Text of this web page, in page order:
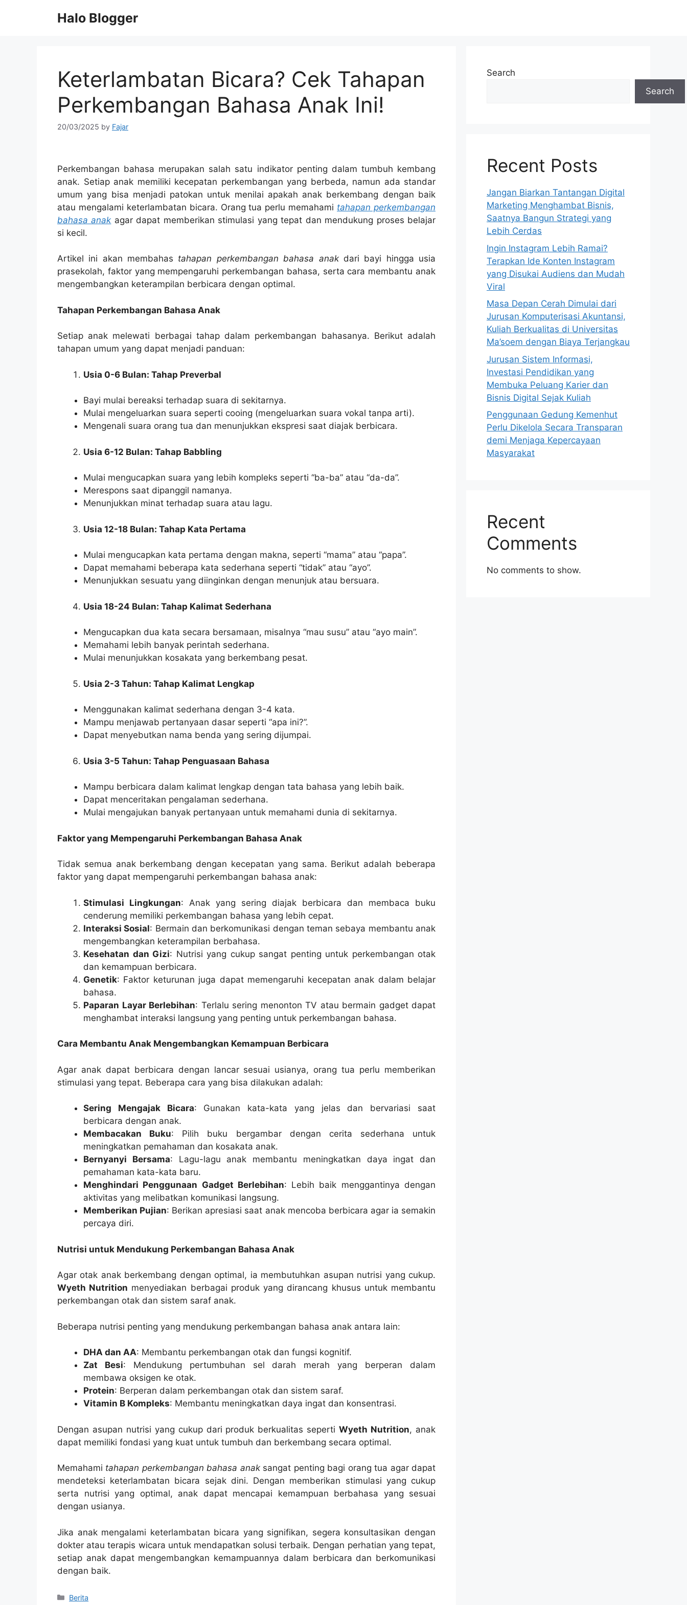
Halo Blogger
Keterlambatan Bicara? Cek Tahapan
Perkembangan Bahasa Anak Ini!
20/03/2025 by Fajar
Perkembangan bahasa merupakan salah satu indikator penting dalam tumbuh kembang
anak. Setiap anak memiliki kecepatan perkembangan yang berbeda, namun ada standar
umum yang bisa menjadi patokan untuk menilai apakah anak berkembang dengan baik
atau mengalami keterlambatan bicara. Orang tua perlu memahami tahapan perkembangan
bahasa anak agar dapat memberikan stimulasi yang tepat dan mendukung proses belajar
si kecil.
Artikel ini akan membahas tahapan perkembangan bahasa anakdari bayi hingga usia
prasekolah, faktor yang mempengaruhi perkembangan bahasa, serta cara membantu anak
mengembangkan keterampilan berbicara dengan optimal.
Tahapan Perkembangan Bahasa Anak
Setiap anak melewati berbagai tahap dalam perkembangan bahasanya. Berikut adalah
tahapan umum yang dapat menjadi panduan:
Usia 0-6 Bulan: Tahap Preverbal
Bayi mulai bereaksi terhadap suara di sekitarnya.
Mulai mengeluarkan suara seperti cooing (mengeluarkan suara vokal tanpa arti).
Mengenali suara orang tua dan menunjukkan ekspresi saat diajak berbicara.
Usia 6-12 Bulan: Tahap Babbling
Mulai mengucapkan suara yang lebih kompleks seperti “ba-ba” atau “da-da”.
Merespons saat dipanggil namanya.
Menunjukkan minat terhadap suara atau lagu.
Usia 12-18 Bulan: Tahap Kata Pertama
Mulai mengucapkan kata pertama dengan makna, seperti “mama” atau “papa”.
Dapat memahami beberapa kata sederhana seperti “tidak” atau “ayo”.
Menunjukkan sesuatu yang diinginkan dengan menunjuk atau bersuara.
Usia 18-24 Bulan: Tahap Kalimat Sederhana
Mengucapkan dua kata secara bersamaan, misalnya “mau susu” atau “ayo main”.
Memahami lebih banyak perintah sederhana.
Mulai menunjukkan kosakata yang berkembang pesat.
Usia 2-3 Tahun: Tahap Kalimat Lengkap
Menggunakan kalimat sederhana dengan 3-4 kata.
Mampu menjawab pertanyaan dasar seperti “apa ini?”.
Dapat menyebutkan nama benda yang sering dijumpai.
Usia 3-5 Tahun: Tahap Penguasaan Bahasa
Mampu berbicara dalam kalimat lengkap dengan tata bahasa yang lebih baik.
Dapat menceritakan pengalaman sederhana.
Mulai mengajukan banyak pertanyaan untuk memahami dunia di sekitarnya.
Faktor yang Mempengaruhi Perkembangan Bahasa Anak
Tidak semua anak berkembang dengan kecepatan yang sama. Berikut adalah beberapa
faktor yang dapat mempengaruhi perkembangan bahasa anak:
Stimulasi Lingkungan: Anak yang sering diajak berbicara dan membaca buku
cenderung memiliki perkembangan bahasa yang lebih cepat.
Interaksi Sosial: Bermain dan berkomunikasi dengan teman sebaya membantu anak
mengembangkan keterampilan berbahasa.
Kesehatan dan Gizi: Nutrisi yang cukup sangat penting untuk perkembangan otak
dan kemampuan berbicara.
Genetik: Faktor keturunan juga dapat memengaruhi kecepatan anak dalam belajar
bahasa.
Paparan Layar Berlebihan: Terlalu sering menonton TV atau bermain gadget dapat
menghambat interaksi langsung yang penting untuk perkembangan bahasa.
Cara Membantu Anak Mengembangkan Kemampuan Berbicara
Agar anak dapat berbicara dengan lancar sesuai usianya, orang tua perlu memberikan
stimulasi yang tepat. Beberapa cara yang bisa dilakukan adalah:
Sering Mengajak Bicara: Gunakan kata-kata yang jelas dan bervariasi saat
berbicara dengan anak.
Membacakan Buku: Pilih buku bergambar dengan cerita sederhana untuk
meningkatkan pemahaman dan kosakata anak.
Bernyanyi Bersama: Lagu-lagu anak membantu meningkatkan daya ingat dan
pemahaman kata-kata baru.
Menghindari Penggunaan Gadget Berlebihan: Lebih baik menggantinya dengan
aktivitas yang melibatkan komunikasi langsung.
Memberikan Pujian: Berikan apresiasi saat anak mencoba berbicara agar ia semakin
percaya diri.
Nutrisi untuk Mendukung Perkembangan Bahasa Anak
Agar otak anak berkembang dengan optimal, ia membutuhkan asupan nutrisi yang cukup.
Wyeth Nutrition menyediakan berbagai produk yang dirancang khusus untuk membantu
perkembangan otak dan sistem saraf anak.
Beberapa nutrisi penting yang mendukung perkembangan bahasa anak antara lain:
DHA dan AA: Membantu perkembangan otak dan fungsi kognitif.
Zat Besi: Mendukung pertumbuhan sel darah merah yang berperan dalam
membawa oksigen ke otak.
Protein: Berperan dalam perkembangan otak dan sistem saraf.
Vitamin B Kompleks: Membantu meningkatkan daya ingat dan konsentrasi.
Dengan asupan nutrisi yang cukup dari produk berkualitas sepertiWyeth Nutrition, anak
dapat memiliki fondasi yang kuat untuk tumbuh dan berkembang secara optimal.
Memahami tahapan perkembangan bahasa anaksangat penting bagi orang tua agar dapat
mendeteksi keterlambatan bicara sejak dini. Dengan memberikan stimulasi yang cukup
serta nutrisi yang optimal, anak dapat mencapai kemampuan berbahasa yang sesuai
dengan usianya.
Jika anak mengalami keterlambatan bicara yang signifikan, segera konsultasikan dengan
dokter atau terapis wicara untuk mendapatkan solusi terbaik. Dengan perhatian yang tepat,
setiap anak dapat mengembangkan kemampuannya dalam berbicara dan berkomunikasi
dengan baik.
Categories
Berita
Search
Search
Recent Posts
Jangan Biarkan Tantangan Digital
Marketing Menghambat Bisnis,
Saatnya Bangun Strategi yang
Lebih Cerdas
Ingin Instagram Lebih Ramai?
Terapkan Ide Konten Instagram
yang Disukai Audiens dan Mudah
Viral
Masa Depan Cerah Dimulai dari
Jurusan Komputerisasi Akuntansi,
Kuliah Berkualitas di Universitas
Ma’soem dengan Biaya Terjangkau
Jurusan Sistem Informasi,
Investasi Pendidikan yang
Membuka Peluang Karier dan
Bisnis Digital Sejak Kuliah
Penggunaan Gedung Kemenhut
Perlu Dikelola Secara Transparan
demi Menjaga Kepercayaan
Masyarakat
Recent
Comments
No comments to show.